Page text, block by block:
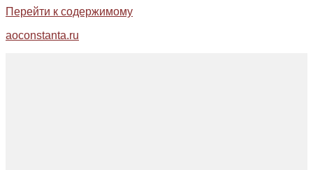
Перейти к содержимому
aoconstanta.ru